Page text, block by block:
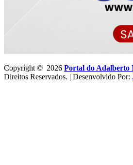
Copyright © 2026 Portal do Adalberto
Direitos Reservados. | Desenvolvido Por: